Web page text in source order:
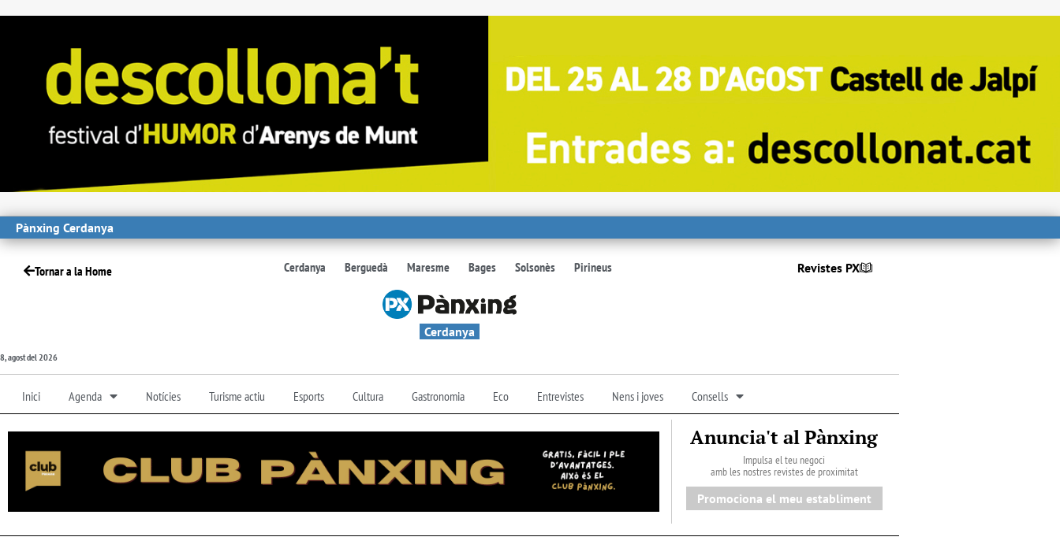
Pànxing Cerdanya
Tornar a la Home Cerdanya Berguedà Maresme Bages Solsonès Pirineus Revistes PX
Cerdanya
8, agost del 2026
Inici Agenda Notícies Turisme actiu Esports Cultura Gastronomia Eco Entrevistes Nens i joves Consells
Anuncia't al Pànxing
Impulsa el teu negoci
amb les nostres revistes de proximitat
Promociona el meu establiment